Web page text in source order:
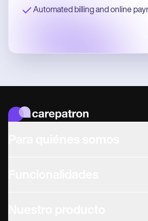
Automated billing and online